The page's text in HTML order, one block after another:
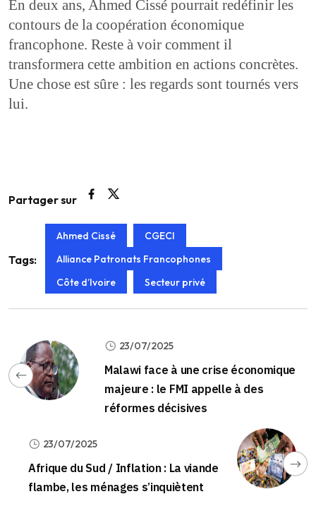
En deux ans, Ahmed Cissé pourrait redéfinir les
contours de la coopération économique
francophone. Reste à voir comment il
transformera cette ambition en actions concrètes.
Une chose est sûre : les regards sont tournés vers
lui.
Partager sur
Tags:
Ahmed Cissé
CGECI
Alliance Patronats Francophones
Côte d’Ivoire
Secteur privé
23/07/2025
Malawi face à une crise économique
majeure : le FMI appelle à des
réformes décisives
23/07/2025
Afrique du Sud / Inflation : La viande
flambe, les ménages s’inquiètent